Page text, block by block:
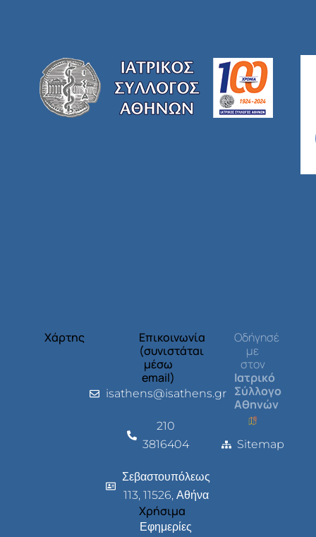
Χάρτης
Επικοινωνία
(συνιστάται
μέσω
email)
isathens@isathens.gr
210
3816404
Σεβαστουπόλεως
113, 11526, Αθήνα
Χρήσιμα
Εφημερίες
Οδήγησέ
με
στον
Ιατρικό
Σύλλογο
Αθηνών
Sitemap